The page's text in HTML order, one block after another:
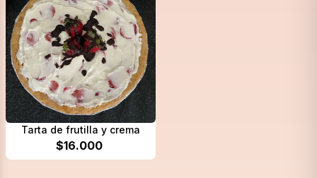
Tarta de frutilla y crema
$16.000